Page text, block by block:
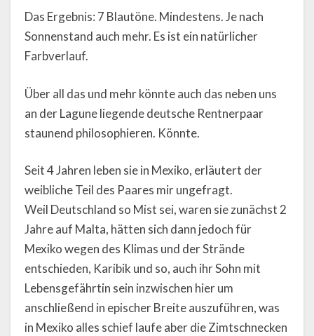
Das Ergebnis: 7 Blautöne. Mindestens. Je nach
Sonnenstand auch mehr. Es ist ein natürlicher
Farbverlauf.
Über all das und mehr könnte auch das neben uns
an der Lagune liegende deutsche Rentnerpaar
staunend philosophieren. Könnte.
Seit 4 Jahren leben sie in Mexiko, erläutert der
weibliche Teil des Paares mir ungefragt.
Weil Deutschland so Mist sei, waren sie zunächst 2
Jahre auf Malta, hätten sich dann jedoch für
Mexiko wegen des Klimas und der Strände
entschieden, Karibik und so, auch ihr Sohn mit
Lebensgefährtin sein inzwischen hier um
anschließend in epischer Breite auszuführen, was
in Mexiko alles schief laufe aber die Zimtschnecken